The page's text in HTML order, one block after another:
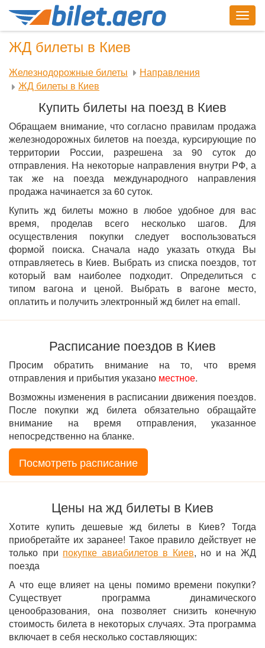
ЖД билеты в Киев
Железнодорожные билеты
Направления
ЖД билеты в Киев
Купить билеты на поезд в Киев
Обращаем внимание, что согласно правилам продажа
железнодорожных билетов на поезда, курсирующие по
территории России, разрешена за 90 суток до
отправления. На некоторые направления внутри РФ, а
так же на поезда международного направления
продажа начинается за 60 суток.
Купить жд билеты можно в любое удобное для вас
время, проделав всего несколько шагов. Для
осуществления покупки следует воспользоваться
формой поиска. Сначала надо указать откуда Вы
отправляетесь в Киев. Выбрать из списка поездов, тот
который вам наиболее подходит. Определиться с
типом вагона и ценой. Выбрать в вагоне место,
оплатить и получить электронный жд билет на email.
Расписание поездов в Киев
Просим обратить внимание на то, что время
отправления и прибытия указано местное.
Возможны изменения в расписании движения поездов.
После покупки жд билета обязательно обращайте
внимание на время отправления, указанное
непосредственно на бланке.
Посмотреть расписание
Цены на жд билеты в Киев
Хотите купить дешевые жд билеты в Киев? Тогда
приобретайте их заранее! Такое правило действует не
только при покупке авиабилетов в Киев, но и на ЖД
поезда
А что еще влияет на цены помимо времени покупки?
Существует программа динамического
ценообразования, она позволяет снизить конечную
стоимость билета в некоторых случаях. Эта программа
включает в себя несколько составляющих: